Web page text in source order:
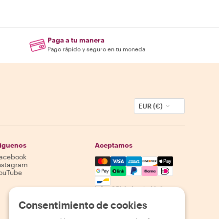
Paga a tu manera
Pago rápido y seguro en tu moneda
EUR (€)
Aceptamos
Mastercard, Visa, Amex,
La disponibilidad varía según el destino
Consentimiento de cookies